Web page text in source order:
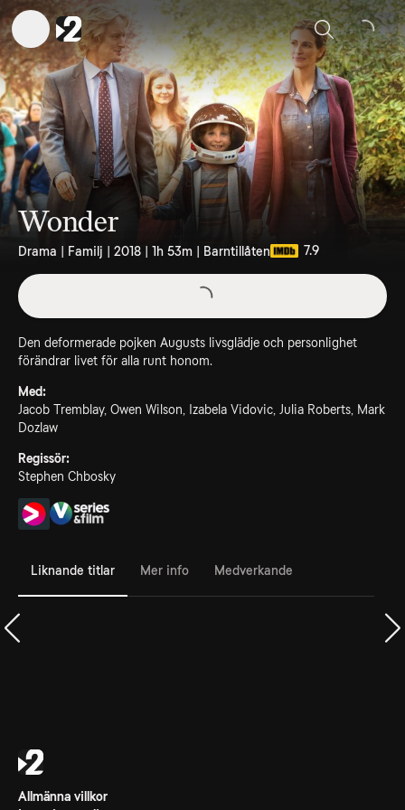
Sök
Wonder
Drama | Familj | 2018 | 1h 53m | Barntillåten 7.9
Den deformerade pojken Augusts livsglädje och personlighet
förändrar livet för alla runt honom.
Med:
Jacob Tremblay, Owen Wilson, Izabela Vidovic, Julia Roberts, Mark
Dozlaw
Regissör:
Stephen Chbosky
Liknande titlar Mer info Medverkande
Allmänna villkor